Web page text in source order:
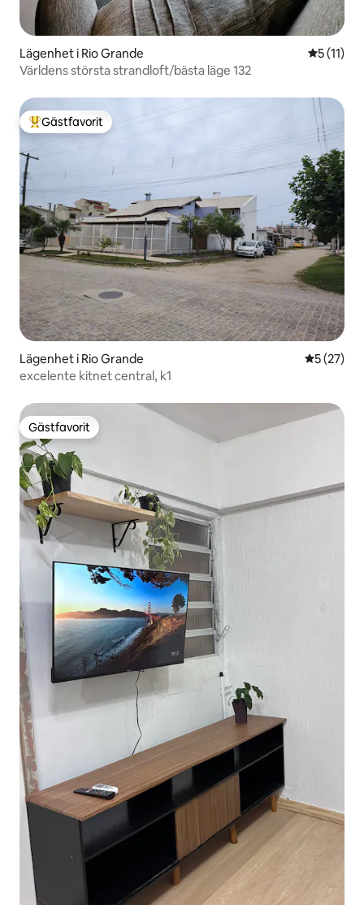
Lägenhet i Rio Grande 5 av 5 i
5 (11)
Världens största strandloft/bästa läge 132
Populär gästfavorit
Gästfavorit
Lägenhet i Rio Grande 5 av 5 i
5 (27)
excelente kitnet central, k1
Gästfavorit
Gästfavorit